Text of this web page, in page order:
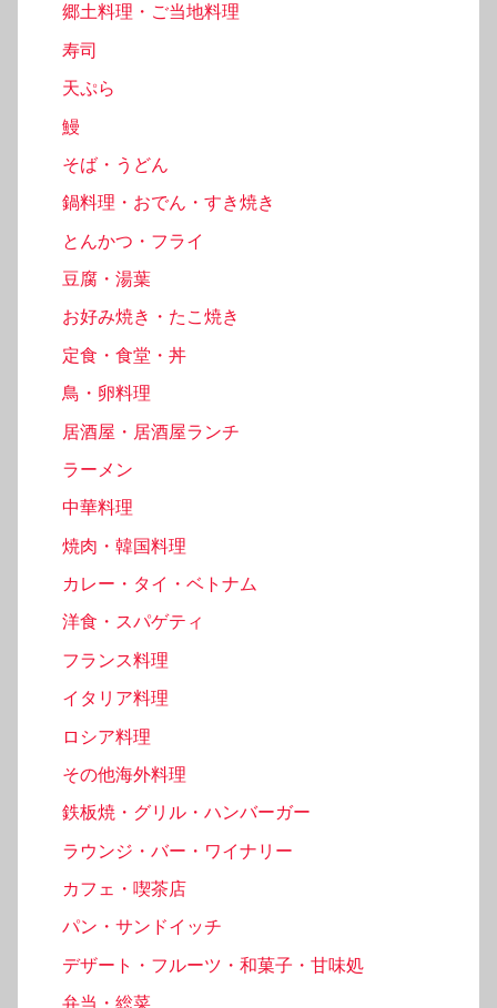
郷土料理・ご当地料理
寿司
天ぷら
鰻
そば・うどん
鍋料理・おでん・すき焼き
とんかつ・フライ
豆腐・湯葉
お好み焼き・たこ焼き
定食・食堂・丼
鳥・卵料理
居酒屋・居酒屋ランチ
ラーメン
中華料理
焼肉・韓国料理
カレー・タイ・ベトナム
洋食・スパゲティ
フランス料理
イタリア料理
ロシア料理
その他海外料理
鉄板焼・グリル・ハンバーガー
ラウンジ・バー・ワイナリー
カフェ・喫茶店
パン・サンドイッチ
デザート・フルーツ・和菓子・甘味処
弁当・総菜